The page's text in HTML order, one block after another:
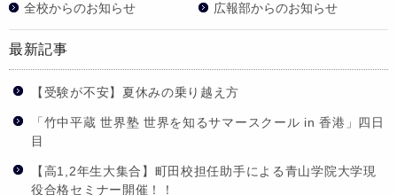
全校からのお知らせ 広報部からのお知らせ
最新記事
【受験が不安】夏休みの乗り越え方
「竹中平蔵 世界塾 世界を知るサマースクール in 香港」四日
目
【高1,2年生大集合】町田校担任助手による青山学院大学現
役合格セミナー開催！！